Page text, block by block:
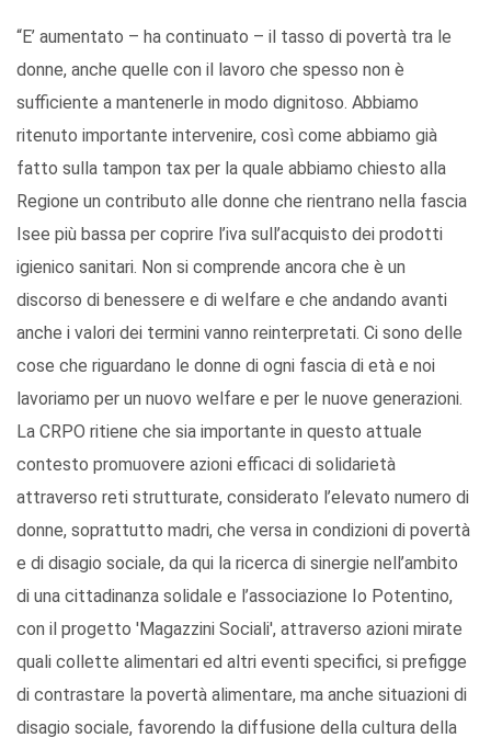
“E’ aumentato – ha continuato – il tasso di povertà tra le
donne, anche quelle con il lavoro che spesso non è
sufficiente a mantenerle in modo dignitoso. Abbiamo
ritenuto importante intervenire, così come abbiamo già
fatto sulla tampon tax per la quale abbiamo chiesto alla
Regione un contributo alle donne che rientrano nella fascia
Isee più bassa per coprire l’iva sull’acquisto dei prodotti
igienico sanitari. Non si comprende ancora che è un
discorso di benessere e di welfare e che andando avanti
anche i valori dei termini vanno reinterpretati. Ci sono delle
cose che riguardano le donne di ogni fascia di età e noi
lavoriamo per un nuovo welfare e per le nuove generazioni.
La CRPO ritiene che sia importante in questo attuale
contesto promuovere azioni efficaci di solidarietà
attraverso reti strutturate, considerato l’elevato numero di
donne, soprattutto madri, che versa in condizioni di povertà
e di disagio sociale, da qui la ricerca di sinergie nell’ambito
di una cittadinanza solidale e l’associazione Io Potentino,
con il progetto 'Magazzini Sociali', attraverso azioni mirate
quali collette alimentari ed altri eventi specifici, si prefigge
di contrastare la povertà alimentare, ma anche situazioni di
disagio sociale, favorendo la diffusione della cultura della